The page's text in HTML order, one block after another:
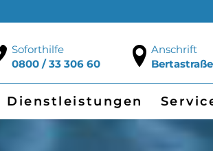
Soforthilfe
0800 / 33 306 60
Anschrift
Dienstleistungen